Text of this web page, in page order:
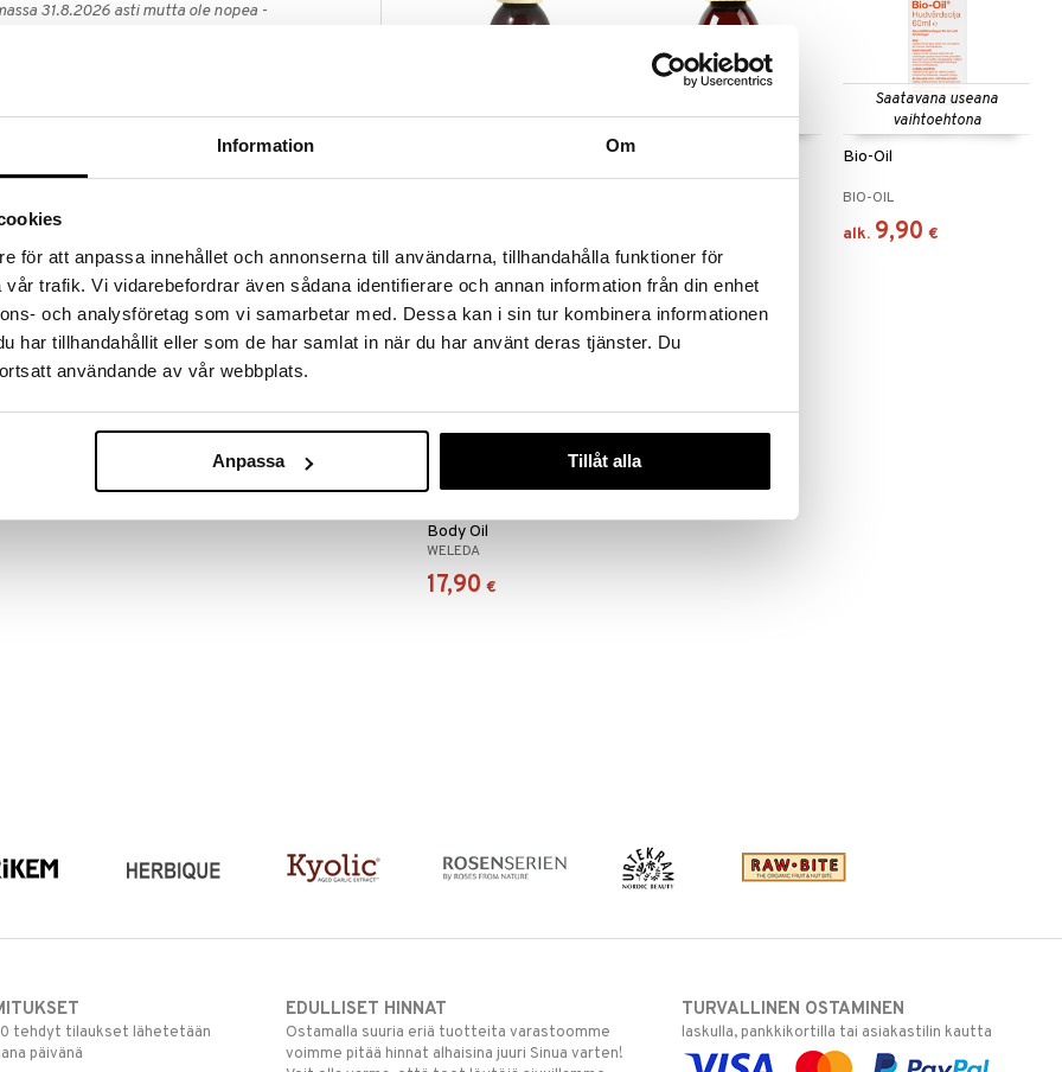
Information Om
för att anpassa innehållet och annonserna till användarna, tillhandahålla funktioner för
trafik. Vi vidarebefordrar även sådana identifierare och annan information från din enhet
och analysföretag som vi samarbetar med. Dessa kan i sin tur kombinera informationen
har tillhandahållit eller som de har samlat in när du har använt deras tjänster. Du
användande av vår webbplats.
Anpassa Tillåt alla
31.8.2026 asti mutta ole nopea -
radikaaleja. Ihoöljy auttaa tasoittamaan hienoja
auringonkukkaöljyllä ja tokoferolilla, ja sitä
venymäarpien ja arpien muodostumista. Se
kuivaa, halkeilevaa ja auringon vaurioittamaa ihoa.
Rosa canina hedelmäöljy, Tokoferoli,
Calendula officinalis kukkauute, Rosa
Jojoba kallpressad
Saatavana useana
vaihtoehtona
Bio-Oil
BIO-OIL
alk. 9,90 €
Body Oil
WELEDA
17,90 €
tehdyt tilaukset lähetetään
päivänä
EDULLISET HINNAT
Ostamalla suuria eriä tuotteita varastoomme
voimme pitää hinnat alhaisina juuri Sinua varten!
TURVALLINEN OSTAMINEN
laskulla, pankkikortilla tai asiakastilin kautta